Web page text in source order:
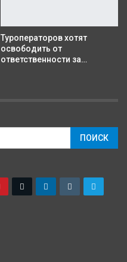
Туроператоров хотят
освободить от
ответственности за…